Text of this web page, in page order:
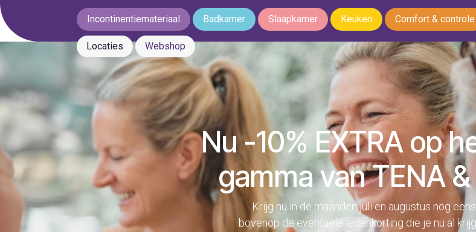
Incontinentiemateriaal Badkamer Slaapkamer Keuken Comfort & controle
Locaties Webshop
Nu -10% EXTRA op
gamma van TENA
Krijg nu in de maanden juli en augustus nog
bovenop de eventuele ledenkorting die je nu al